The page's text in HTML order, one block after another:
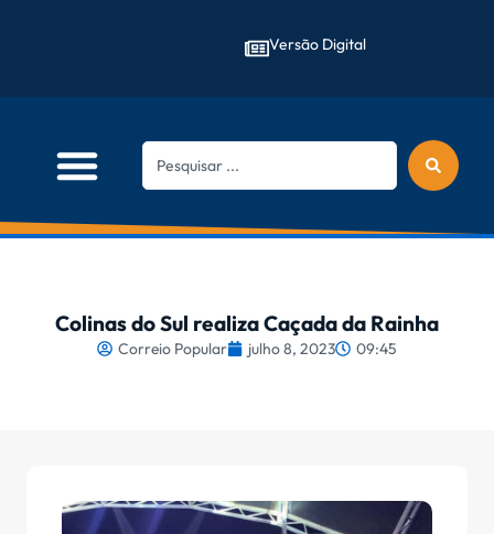
Versão Digital
Colinas do Sul realiza Caçada da Rainha
Correio Popular julho 8, 2023 09:45